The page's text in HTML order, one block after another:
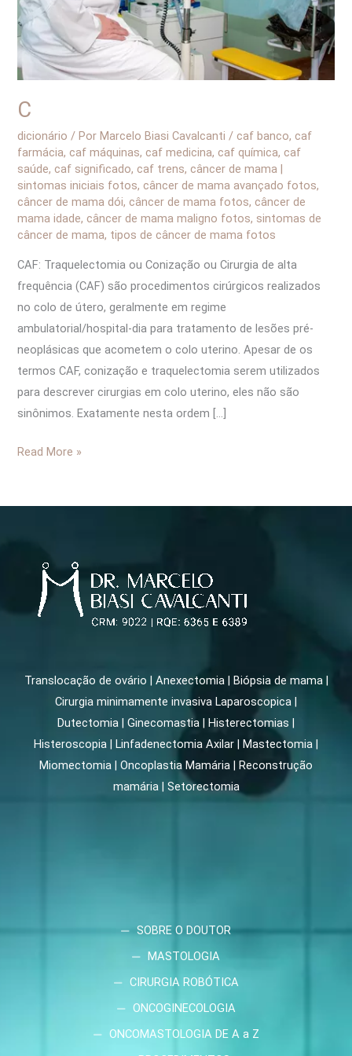
C
dicionário / PorMarcelo Biasi Cavalcanti / caf banco, caf
farmácia, caf máquinas, caf medicina, caf química, caf
saúde, caf significado, caf trens, câncer de mama |
sintomas iniciais fotos, câncer de mama avançado fotos,
câncer de mama dói, câncer de mama fotos, câncer de
mama idade, câncer de mama maligno fotos, sintomas de
câncer de mama, tipos de câncer de mama fotos
CAF: Traquelectomia ou Conização ou Cirurgia de alta
frequência (CAF) são procedimentos cirúrgicos realizados
no colo de útero, geralmente em regime
ambulatorial/hospital-dia para tratamento de lesões pré-
neoplásicas que acometem o colo uterino. Apesar de os
termos CAF, conização e traquelectomia serem utilizados
para descrever cirurgias em colo uterino, eles não são
sinônimos. Exatamente nesta ordem […]
Read More »
Translocação de ovário | Anexectomia | Biópsia de mama |
Cirurgia minimamente invasiva Laparoscopica |
Dutectomia | Ginecomastia | Histerectomias |
Histeroscopia | Linfadenectomia Axilar | Mastectomia |
Miomectomia | Oncoplastia Mamária | Reconstrução
mamária | Setorectomia
SOBRE O DOUTOR
MASTOLOGIA
CIRURGIA ROBÓTICA
ONCOGINECOLOGIA
ONCOMASTOLOGIA DE A a Z